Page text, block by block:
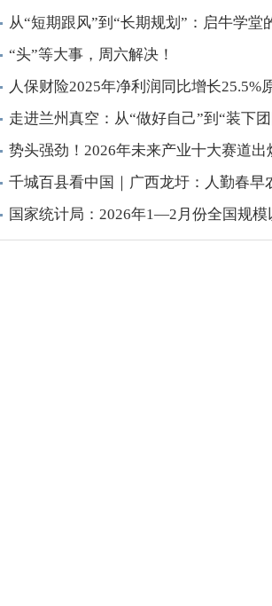
从“短期跟风”到“长期规划”：启牛学堂
“头”等大事，周六解决！
人保财险2025年净利润同比增长25.5%
走进兰州真空：从“做好自己”到“装下
势头强劲！2026年未来产业十大赛道出
千城百县看中国｜广西龙圩：人勤春早
国家统计局：2026年1—2月份全国规